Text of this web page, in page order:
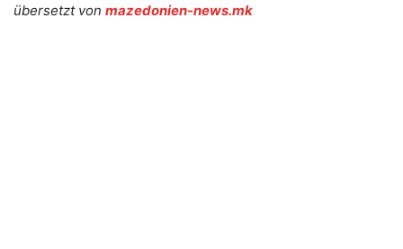
übersetzt von mazedonien-news.mk